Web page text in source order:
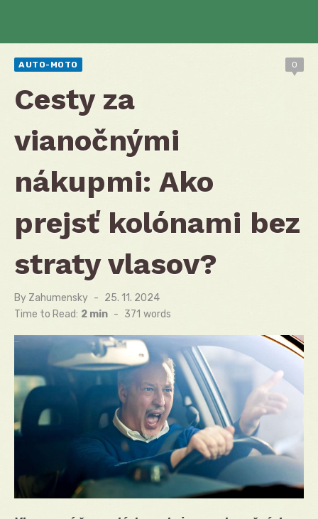
AUTO-MOTO 0
Cesty za
vianočnými
nákupmi: Ako
prejsť kolónami bez
straty vlasov?
By Zahumensky
Posted
on
25. 11. 2024
Time to Read: 2 min - 371 words